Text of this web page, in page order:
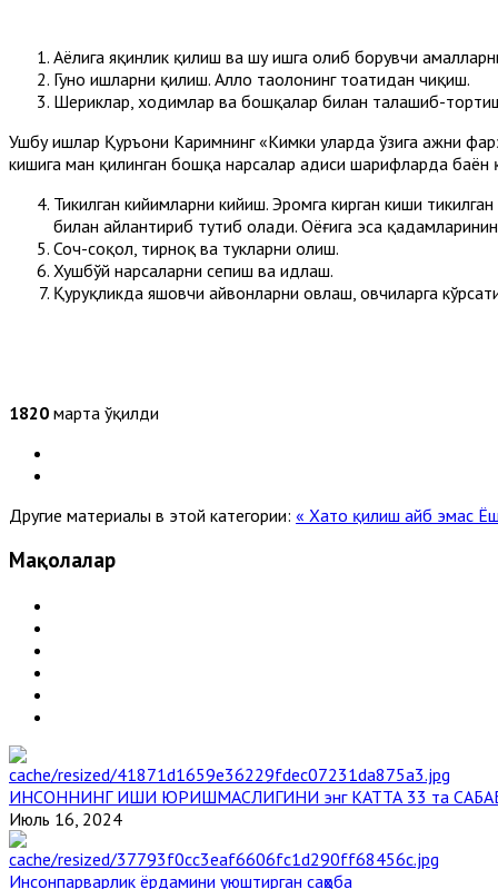
Аёлига яқинлик қилиш ва шу ишга олиб борувчи
Гуноҳ ишларни қилиш. Аллоҳ таолонинг тоатидан чиқиш.
Шериклар, ходимлар ва бошқалар билан талашиб-
Ушбу ишлар Қуръони Каримнинг «Кимки уларда ўзига ҳажни
кишига ман қилинган бошқа нарсалар ҳадиси шарифларда баён
Тикилган кийимларни кийиш. Эҳромга кирган киши
билан айлантириб тутиб олади. Оёғига эса
Соч-соқол, тирноқ ва тукларни олиш.
Хушбўй нарсаларни сепиш ва ҳидлаш.
Қуруқликда яшовчи ҳайвонларни овлаш, овчиларга
1820 марта ўқилди
Другие материалы в этой категории: « Хато қилиш айб эмас
Мақолалар
ИНСОННИНГ ИШИ ЮРИШМАСЛИГИНИ энг КАТТА 33 та
Июль 16, 2024
Инсонпарварлик ёрдамини уюштирган саҳоба